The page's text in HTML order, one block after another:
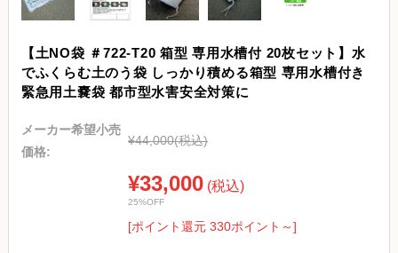
【土NO袋 ＃722-T20 箱型 専用水槽付 20枚セット】水
でふくらむ土のう袋 しっかり積める箱型 専用水槽付き
緊急用土嚢袋 都市型水害安全対策に
メーカー希望小売
価格:
¥44,000(税込)
¥33,000 (税込)
25%OFF
[ポイント還元 330ポイント～]